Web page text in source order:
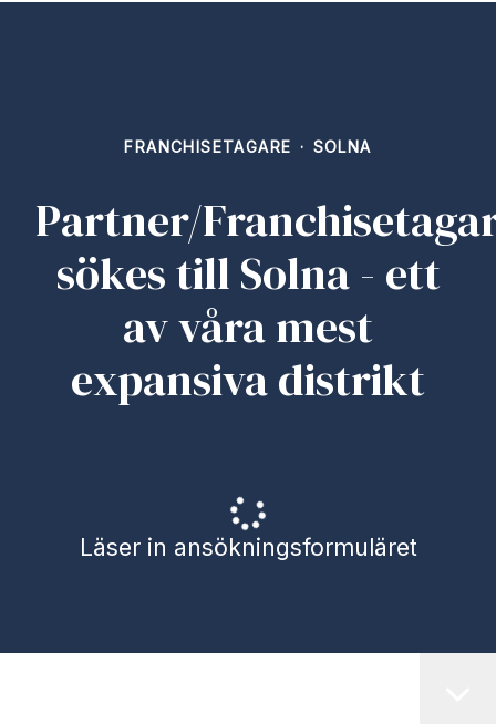
FRANCHISETAGARE · SOLNA
Partner/
sökes till Solna - ett
av våra mest
expansiva distrikt
Läser in ansökningsformuläret